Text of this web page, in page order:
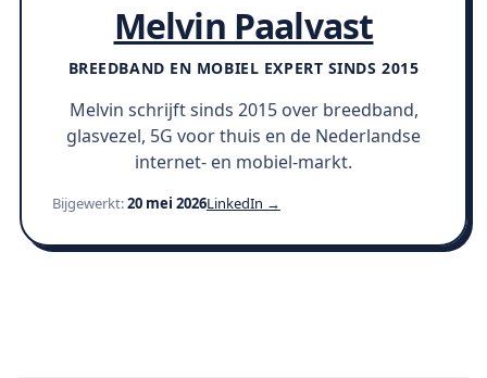
Melvin Paalvast
BREEDBAND EN MOBIEL EXPERT SINDS 2015
Melvin schrijft sinds 2015 over breedband,
glasvezel, 5G voor thuis en de Nederlandse
internet- en mobiel-markt.
Bijgewerkt:20 mei 2026LinkedIn →